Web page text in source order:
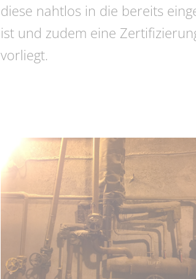
diese nahtlos in die bereits
ist und zudem eine
vorliegt.